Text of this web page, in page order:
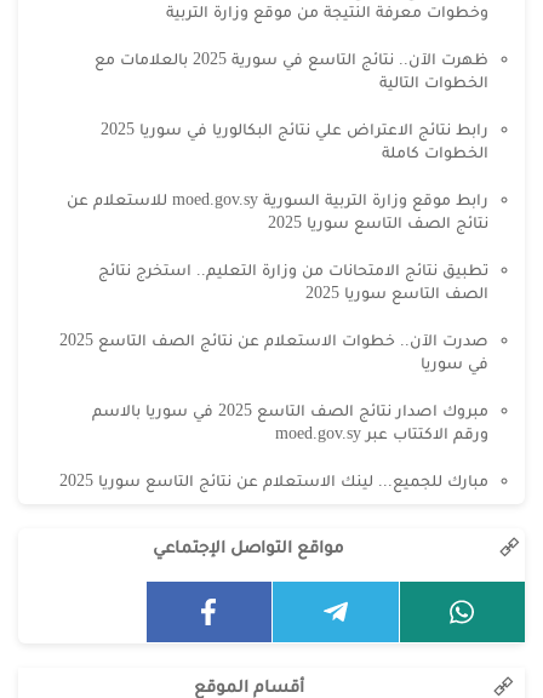
وخطوات معرفة النتيجة من موقع وزارة التربية
ظهرت الآن.. نتائج التاسع في سورية 2025 بالعلامات مع
الخطوات التالية
رابط نتائج الاعتراض علي نتائج البكالوريا في سوريا 2025
الخطوات كاملة
رابط موقع وزارة التربية السورية moed.gov.sy للاستعلام عن
نتائج الصف التاسع سوريا 2025
تطبيق نتائج الامتحانات من وزارة التعليم.. استخرج نتائج
الصف التاسع سوريا 2025
صدرت الآن.. خطوات الاستعلام عن نتائج الصف التاسع 2025
في سوريا
مبروك اصدار نتائج الصف التاسع 2025 في سوريا بالاسم
ورقم الاكتتاب عبر moed.gov.sy
مبارك للجميع... لينك الاستعلام عن نتائج التاسع سوريا 2025
مواقع التواصل الإجتماعي
أقسام الموقع